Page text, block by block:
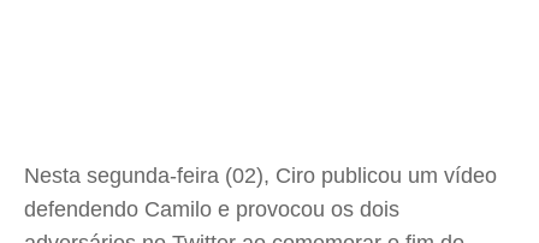
Nesta segunda-feira (02), Ciro publicou um vídeo
defendendo Camilo e provocou os dois